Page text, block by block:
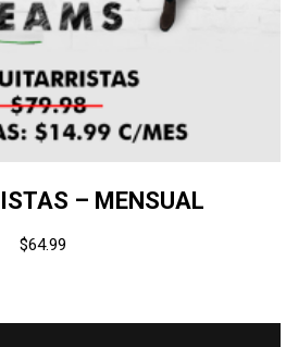
– MENSUAL
$64.99